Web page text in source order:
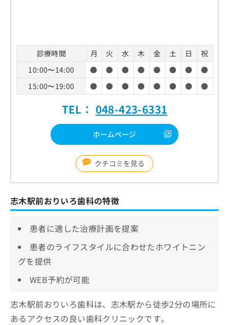
診療時間 月 火 水 木 金 土 日
祝
10:00〜14:00
● ● ● ● ● ● ●
●
15:00〜19:00
● ● ● ● ● ● ● ●
TEL： 048-423-6331
ホームページ
クチコミを見る
志木駅前おりいろ歯科の特徴
患者に適した治療計画を提案
患者のライフスタイルに合わせたホワイトニン
グを提供
WEB予約が可能
志木駅前おりいろ歯科は、志木駅から徒歩2分の場所に
あるアクセスの良い歯科クリニックです。
せ